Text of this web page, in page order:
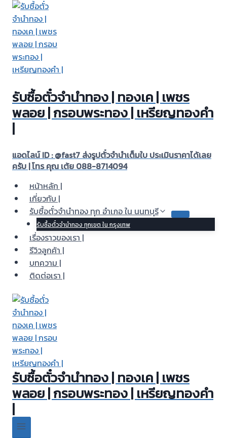
Skip
content
รับซื้อตั๋วจำนำทอง | ทองเค | เพชร
พลอย | กรอบพระทอง | เหรียญทองคำ
|
แอดไลน์ ID : @fast7 ส่งรูปตั๋วจำนำเต็มใบ ประเมินราคาได้เลย
ครับ | โทร คุณ เต้ย 088-8714094
หน้าหลัก |
เกี่ยวกับ |
รับซื้อตั๋วจำนำทอง ทุก อำเภอ ใน นนทบุรี
รับซื้อตั๋วจำนำทอง ทุกเขต ใน กรุงเทพ
เรื่องราวของเรา |
รีวิวลูกค้า |
บทความ |
ติดต่อเรา |
รับซื้อตั๋วจำนำทอง | ทองเค | เพชร
พลอย | กรอบพระทอง | เหรียญทองคำ
|